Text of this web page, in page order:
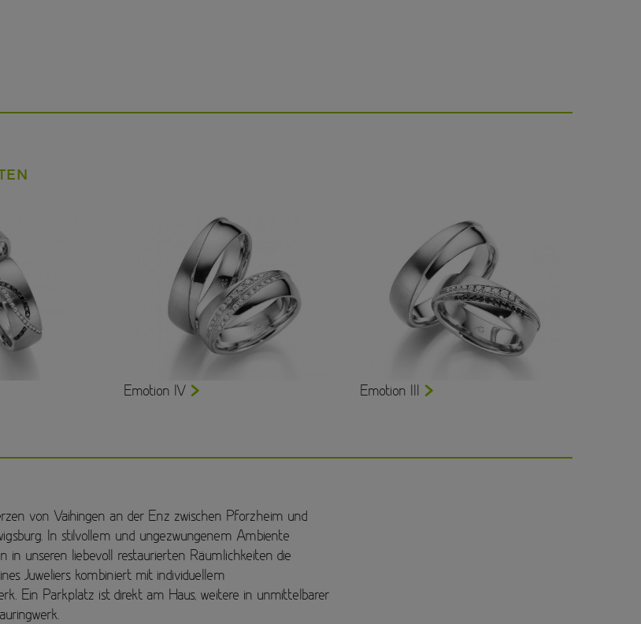
Emotion IV Emotion III
von Vaihingen an der Enz zwischen Pforzheim und
In stilvollem und ungezwungenem Ambiente
in unseren liebevoll restaurierten Räumlichkeiten die
Juweliers kombiniert mit individuellem
Ein Parkplatz ist direkt am Haus, weitere in unmittelbarer